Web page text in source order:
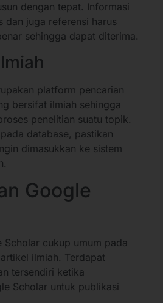
dengan tepat. Informasi
dan juga referensi harus
sehingga dapat diterima.
platform pencarian
bersifat ilmiah sehingga
penelitian suatu topik.
database, pastikan
dimasukkan ke sistem
Google
Scholar cukup umum pada
ilmiah. Terdapat
tersendiri ketika
Scholar untuk publikasi